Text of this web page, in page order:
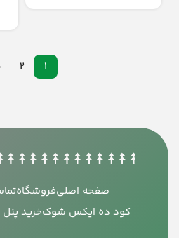
1
2
صفحه اصلیفروشگاه
کود ده ایکس شوکخرید